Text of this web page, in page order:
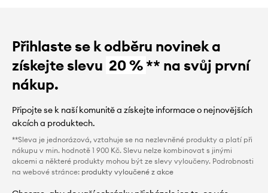
Přihlaste se k odběru novinek a
získejte slevu 20 %** na svůj první
nákup.
Připojte se k naší komunitě a získejte informace o nejnovějších
akcích a produktech.
**Sleva je jednorázová, vztahuje se na nezlevněné produkty a platí při
nákupu v min. hodnotě 1 900 Kč. Slevu nelze kombinovat s jinými
akcemi a některé produkty mohou být ze slevy vyloučeny. Podrobnosti
na webové stránce: produkty vyloučené z akce